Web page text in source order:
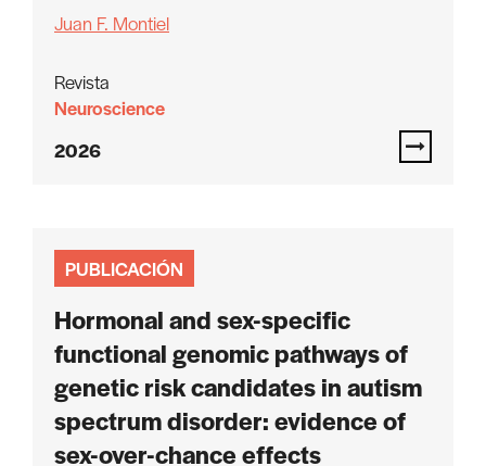
Juan F. Montiel
Revista
Neuroscience
2026
PUBLICACIÓN
Hormonal and sex-specific
functional genomic pathways of
genetic risk candidates in autism
spectrum disorder: evidence of
sex-over-chance effects